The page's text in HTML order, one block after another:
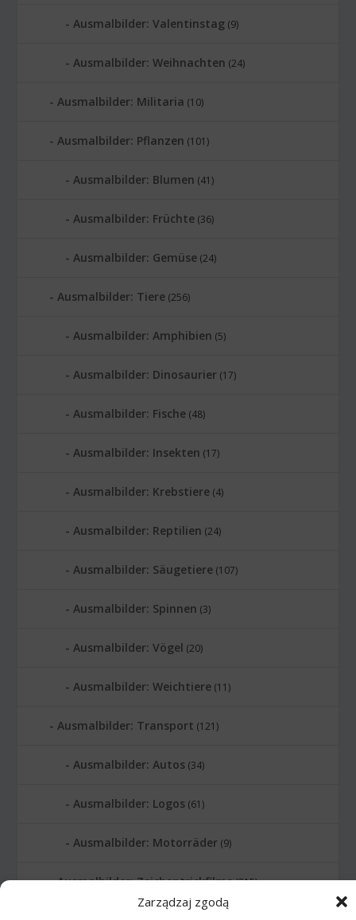
Zarządzaj zgodą
Ausmalbilder: Valentinstag (9)
Ausmalbilder: Weihnachten (24)
Ausmalbilder: Militaria (10)
Ausmalbilder: Pflanzen (101)
Ausmalbilder: Blumen (41)
Ausmalbilder: Früchte (36)
Ausmalbilder: Gemüse (24)
Ausmalbilder: Tiere (256)
Ausmalbilder: Amphibien (5)
Ausmalbilder: Dinosaurier (17)
Ausmalbilder: Fische (48)
Ausmalbilder: Insekten (17)
Ausmalbilder: Krebstiere (4)
Ausmalbilder: Reptilien (24)
Ausmalbilder: Säugetiere (107)
Ausmalbilder: Spinnen (3)
Ausmalbilder: Vögel (20)
Ausmalbilder: Weichtiere (11)
Ausmalbilder: Transport (121)
Ausmalbilder: Autos (34)
Ausmalbilder: Logos (61)
Ausmalbilder: Motorräder (9)
Ausmalbilder: Zeichentrickfilme(315)